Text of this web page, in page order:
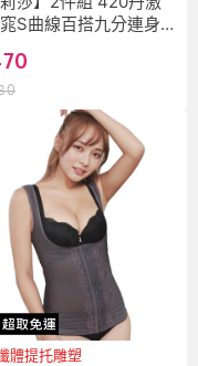
S曲線百搭九分連身
體提托雕塑